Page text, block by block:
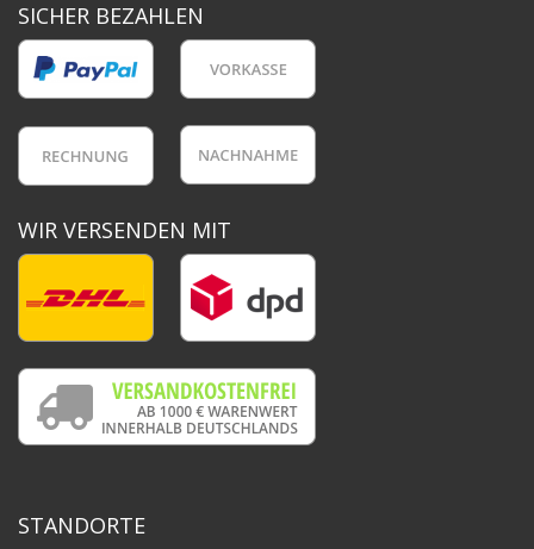
SICHER BEZAHLEN
WIR VERSENDEN MIT
STANDORTE